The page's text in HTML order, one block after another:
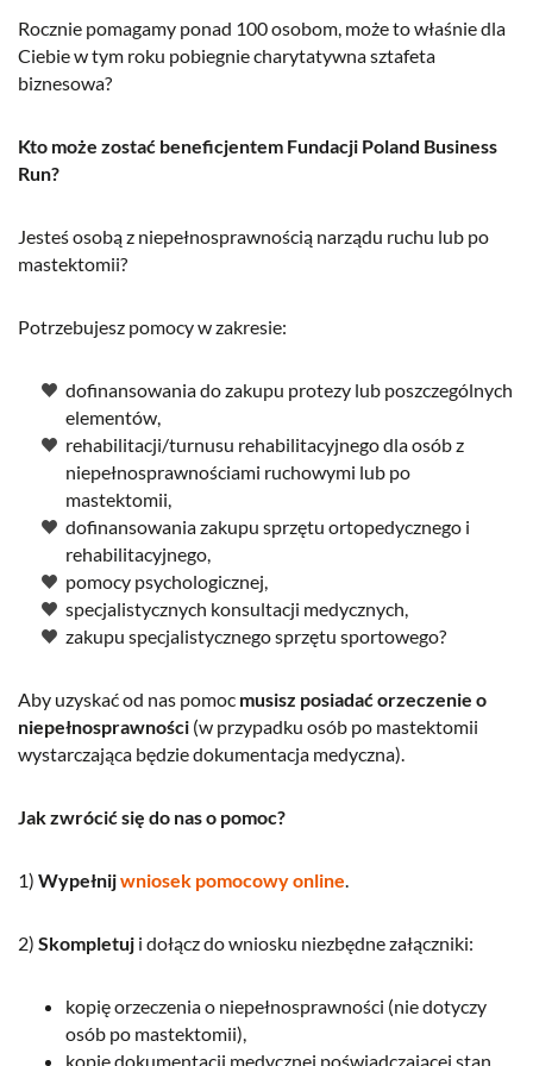
Rocznie pomagamy ponad 100 osobom, może to właśnie dla
Ciebie w tym roku pobiegnie charytatywna sztafeta
biznesowa?
Kto może zostać beneficjentem Fundacji Poland Business
Run?
Jesteś osobą z niepełnosprawnością narządu ruchu lub po
mastektomii?
Potrzebujesz pomocy w zakresie:
dofinansowania do zakupu protezy lub poszczególnych
elementów,
rehabilitacji/turnusu rehabilitacyjnego dla osób z
niepełnosprawnościami ruchowymi lub po
mastektomii,
dofinansowania zakupu sprzętu ortopedycznego i
rehabilitacyjnego,
pomocy psychologicznej,
specjalistycznych konsultacji medycznych,
zakupu specjalistycznego sprzętu sportowego?
Aby uzyskać od nas pomoc musisz posiadać orzeczenie o
niepełnosprawności (w przypadku osób po mastektomii
wystarczająca będzie dokumentacja medyczna).
Jak zwrócić się do nas o pomoc?
1) Wypełnijwniosek pomocowy online.
2) Skompletuj i dołącz do wniosku niezbędne załączniki:
kopię orzeczenia o niepełnosprawności (nie dotyczy
osób po mastektomii),
kopię dokumentacji medycznej poświadczającej stan